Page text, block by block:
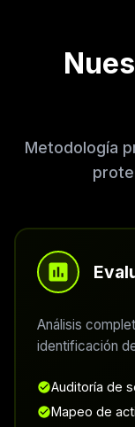
Metodología
Análisis
identificación
Auditoría de
Mapeo de